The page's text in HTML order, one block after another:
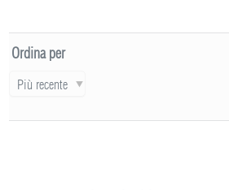
Ordina per
Più recente